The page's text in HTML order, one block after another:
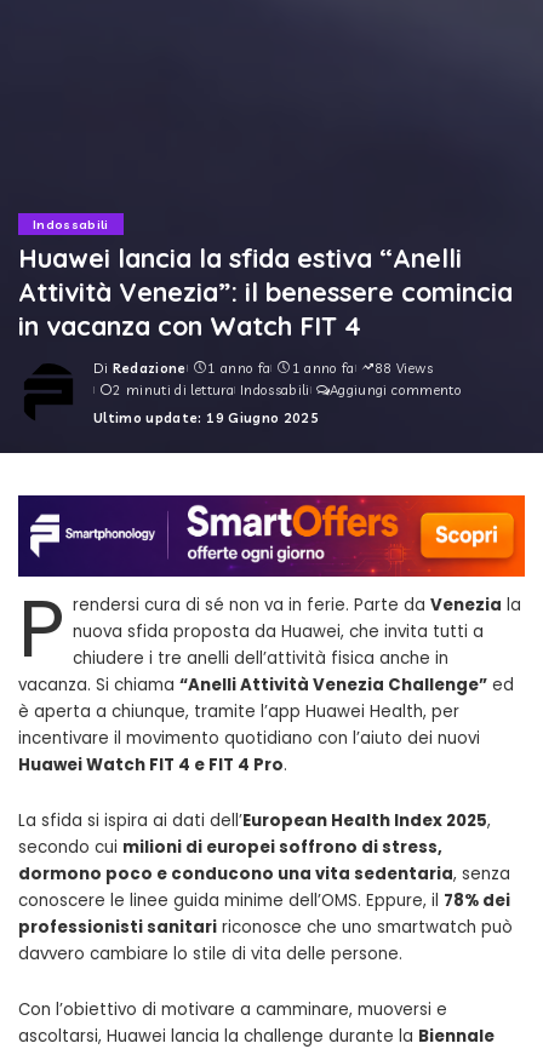
Indossabili
Huawei lancia la sfida estiva “Anelli
Attività Venezia”: il benessere comincia
in vacanza con Watch FIT 4
Posted
by
Di Redazione 1 anno fa 1 anno fa
88 Views
2 minuti di lettura Indossabili
Aggiungi commento
Ultimo update: 19 Giugno 2025
P rendersi cura di sé non va in ferie. Parte da Venezia la
nuova sfida proposta da Huawei, che invita tutti a
chiudere i tre anelli dell’attività fisica anche in
vacanza. Si chiama “Anelli Attività Venezia Challenge” ed
è aperta a chiunque, tramite l’app Huawei Health, per
incentivare il movimento quotidiano con l’aiuto dei nuovi
Huawei Watch FIT 4 e FIT 4 Pro.
La sfida si ispira ai dati dell’European Health Index 2025,
secondo cui milioni di europei soffrono di stress,
dormono poco e conducono una vita sedentaria, senza
conoscere le linee guida minime dell’OMS. Eppure, il 78% dei
professionisti sanitari riconosce che uno smartwatch può
davvero cambiare lo stile di vita delle persone.
Con l’obiettivo di motivare a camminare, muoversi e
ascoltarsi, Huawei lancia la challenge durante la Biennale